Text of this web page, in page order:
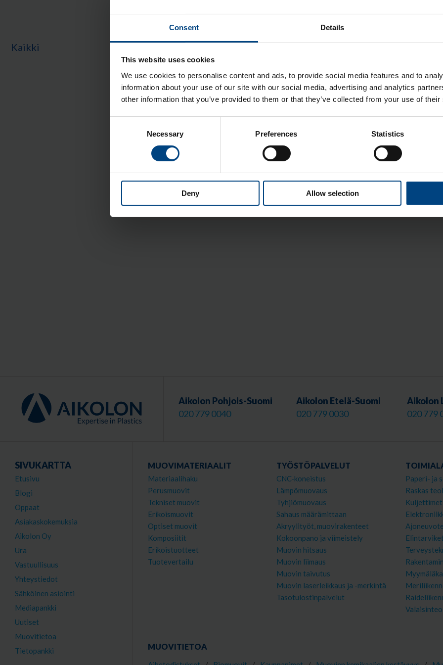
Consent Details
This website uses cookies
We use cookies to personalise content and ads, to provide social media features and to
information about your use of our site with our social media, advertising and analytics
other information that you’ve provided to them or that they’ve collected from your use of
Necessary Preferences Statistics
Deny Allow selection
Kaikki
Aikolon Pohjois-Suomi
020 779 0040
Aikolon Etelä-Suomi
020 779 0030
Aikolon
020 779
SIVUKARTTA
Etusivu
Blogi
Oppaat
Asiakaskokemuksia
Aikolon Oy
Ura
Vastuullisuus
Yhteystiedot
Sähköinen asiointi
Mediapankki
Uutiset
Muovitietoa
Tietopankki
MUOVIMATERIAALIT
Materiaalihaku
Perusmuovit
Tekniset muovit
Erikoismuovit
Optiset muovit
Komposiitit
Erikoistuotteet
Tuotevertailu
TYÖSTÖPALVELUT
CNC-koneistus
Lämpömuovaus
Tyhjiömuovaus
Sahaus määrämittaan
Akryylityöt, muovirakenteet
Kokoonpano ja viimeistely
Muovin hitsaus
Muovin liimaus
Muovin taivutus
Muovin laserleikkaus ja -merkintä
Tasotulostinpalvelut
Paperi- ja
Raskas
Kuljettimet
MUOVITIETOA